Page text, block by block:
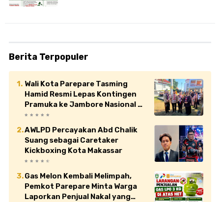
Berita Terpopuler
Wali Kota Parepare Tasming
Hamid Resmi Lepas Kontingen
Pramuka ke Jambore Nasional XII
di Cibubur
AWLPD Percayakan Abd Chalik
Suang sebagai Caretaker
Kickboxing Kota Makassar
Gas Melon Kembali Melimpah,
Pemkot Parepare Minta Warga
Laporkan Penjual Nakal yang